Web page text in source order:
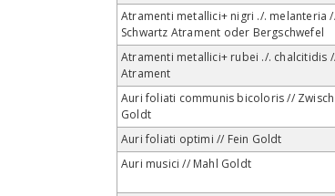
Atramenti metallici+ nigri ./. melanteria
Schwartz Atrament oder Bergschwefel
Atramenti metallici+ rubei ./. chalcitidis
Atrament
Auri foliati communis bicoloris // Zwisch
Goldt
Auri foliati optimi // Fein Goldt
Auri musici // Mahl Goldt